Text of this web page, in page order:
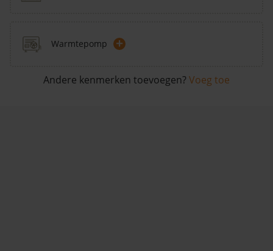
Warmtepomp +
Andere kenmerken toevoegen? Voeg toe